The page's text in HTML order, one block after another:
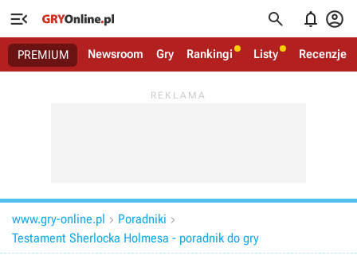
   
PREMIUM Newsroom Gry Rankingi Listy Recenzje
www.gry-online.pl  Poradniki 
Testament Sherlocka Holmesa - poradnik do gry